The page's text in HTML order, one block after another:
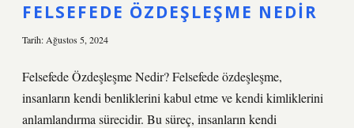
FELSEFEDE ÖZDEŞLEŞME NEDIR
Tarih: Ağustos 5, 2024
Felsefede Özdeşleşme Nedir? Felsefede özdeşleşme,
insanların kendi benliklerini kabul etme ve kendi kimliklerini
anlamlandırma sürecidir. Bu süreç, insanların kendi